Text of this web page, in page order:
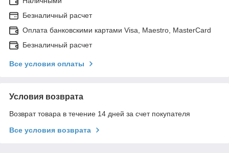
Безналичный расчет
Оплата банковскими картами Visa, Maestro, MasterCard
Безналичный расчет
Все условия оплаты
Условия возврата
Возврат товара в течение 14 дней за счет покупателя
Все условия возврата